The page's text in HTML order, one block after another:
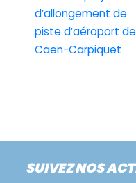
d’allongement de
piste d’aéroport de
Caen-Carpiquet
SUIVEZ NOS